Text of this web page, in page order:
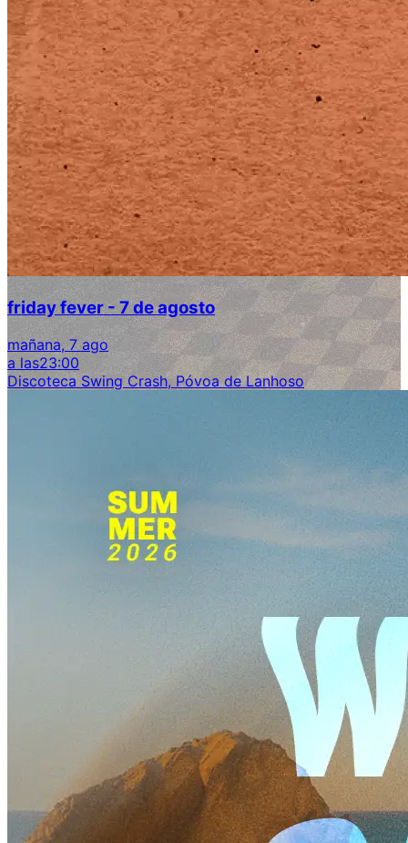
friday fever - 7 de agosto
mañana, 7 ago
a las23:00
Discoteca Swing Crash, Póvoa de Lanhoso